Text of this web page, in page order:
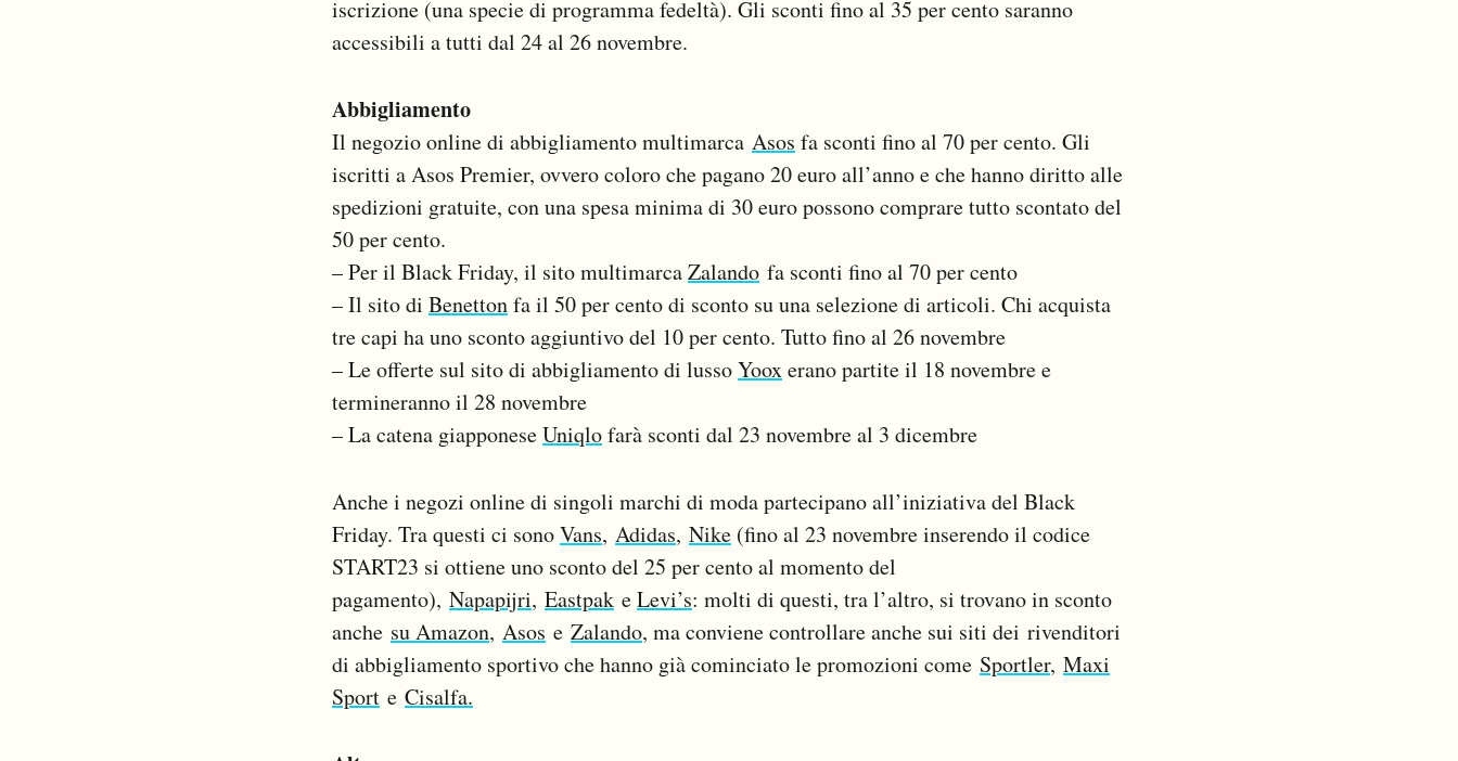
iscrizione (una specie di programma fedeltà). Gli sconti fino al 35 per cento saranno
accessibili a tutti dal 24 al 26 novembre.
Abbigliamento
Il negozio online di abbigliamento multimarca Asos fa sconti fino al 70 per cento. Gli
iscritti a Asos Premier, ovvero coloro che pagano 20 euro all’anno e che hanno diritto alle
spedizioni gratuite, con una spesa minima di 30 euro possono comprare tutto scontato del
50 per cento.
– Per il Black Friday, il sito multimarcaZalando fa sconti fino al 70 per cento
– Il sito di Benettonfa il 50 per cento di sconto su una selezione di articoli. Chi acquista
tre capi ha uno sconto aggiuntivo del 10 per cento. Tutto fino al 26 novembre
– Le offerte sul sito di abbigliamento di lussoYooxerano partite il 18 novembre e
termineranno il 28 novembre
– La catena giapponeseUniqlofarà sconti dal 23 novembre al 3 dicembre
Anche i negozi online di singoli marchi di moda partecipano all’iniziativa del Black
Friday. Tra questi ci sonoVans, Adidas, Nike (fino al 23 novembre inserendo il codice
START23 si ottiene uno sconto del 25 per cento al momento del
pagamento), Napapijri, Eastpak eLevi’s: molti di questi, tra l’altro, si trovano in sconto
anche su Amazon, Asos e Zalando, ma conviene controllare anche sui siti dei rivenditori
di abbigliamento sportivo che hanno già cominciato le promozioni come Sportler, Maxi
Sport e Cisalfa.